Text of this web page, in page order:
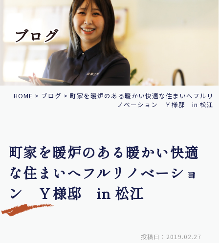
ブログ
HOME > ブログ > 町家を暖炉のある暖かい快適な住まいへフルリ
ノベーション Ｙ様邸 in 松江
町家を暖炉のある暖かい快適
な住まいへフルリノベーショ
ン Ｙ様邸 in 松江
投稿日：2019.02.27